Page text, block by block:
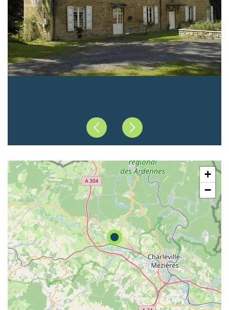
PrécédentSuivant
+
−